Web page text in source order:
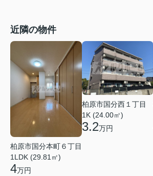
近隣の物件
柏原市国分本町６丁目
1LDK (29.81㎡)
4万円
柏原市国分西１丁目
1K (24.00㎡)
3.2万円